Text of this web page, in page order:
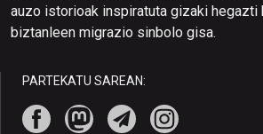
auzo istorioak inspiratuta gizaki hegazti
biztanleen migrazio sinbolo gisa.
PARTEKATU SAREAN: